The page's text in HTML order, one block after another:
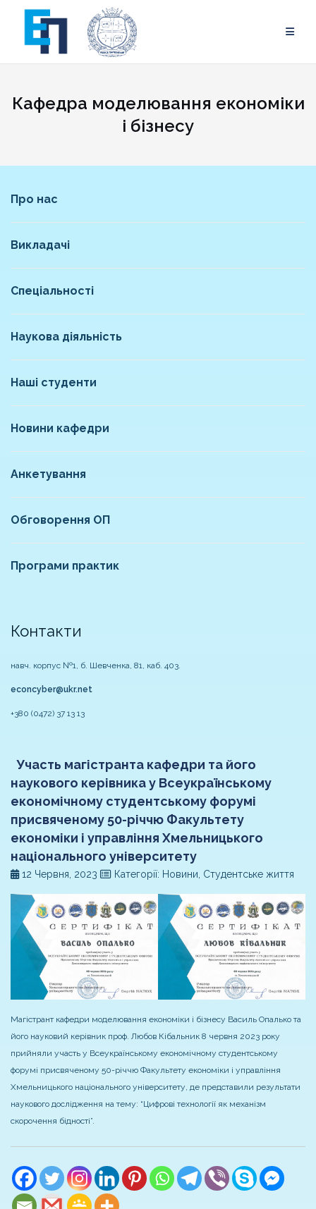
content
Кафедра моделювання економіки
і бізнесу
Про нас
Викладачі
Спеціальності
Наукова діяльність
Наші студенти
Новини кафедри
Анкетування
Обговорення ОП
Програми практик
Контакти
навч. корпус №1, б. Шевченка, 81, каб. 403.
econcyber@ukr.net
+380 (0472) 37 13 13
Участь магістранта кафедри та його
наукового керівника у Всеукраїнському
економічному студентському форумі
присвяченому 50-річчю Факультету
економіки і управління Хмельницького
національного університету
12 Червня, 2023 Категорії: Новини, Студентське життя
Магістрант кафедри моделювання економіки і бізнесу Василь Опалько та
його науковий керівник проф. Любов Кібальник 8 червня 2023 року
прийняли участь у Всеукраїнському економічному студентському
форумі присвяченому 50-річчю Факультету економіки і управління
Хмельницького національного університету, де представили результати
наукового дослідження на тему: “Цифрові технології як механізм
скорочення бідності”.